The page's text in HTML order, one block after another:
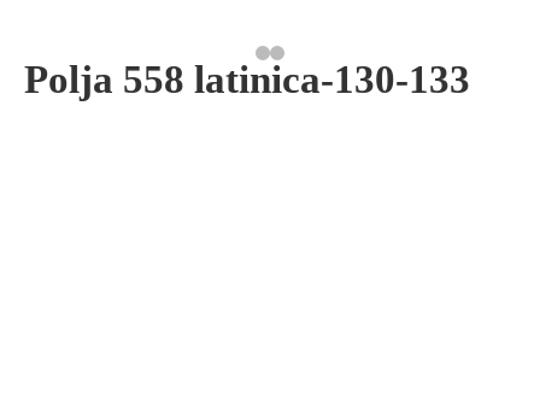
Polja 558 latinica-130-133